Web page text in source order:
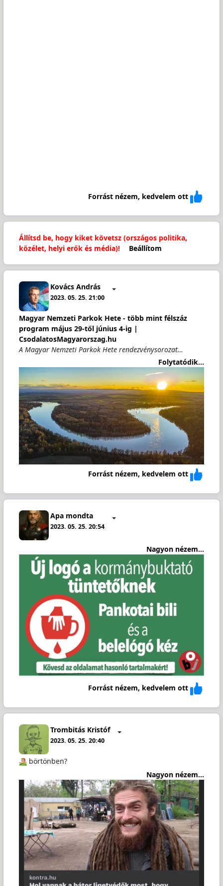
Forrást nézem, kedvelem ott
Állítsd be, hogy kiket követsz (országos politika,
közélet, helyi erők és média)!
Beállítom
Kovács András
2023. 05. 25. 21:00
Magyar Nemzeti Parkok Hete - több mint félszáz
program május 29-től június 4-ig |
CsodalatosMagyarorszag.hu
A Magyar Nemzeti Parkok Hete rendezvénysorozat…
Folytatódik...
Forrást nézem, kedvelem ott
Apa mondta
2023. 05. 25. 20:54
Nagyon nézem...
Forrást nézem, kedvelem ott
Trombitás Kristóf
2023. 05. 25. 20:40
️ börtönben?
Nagyon nézem...